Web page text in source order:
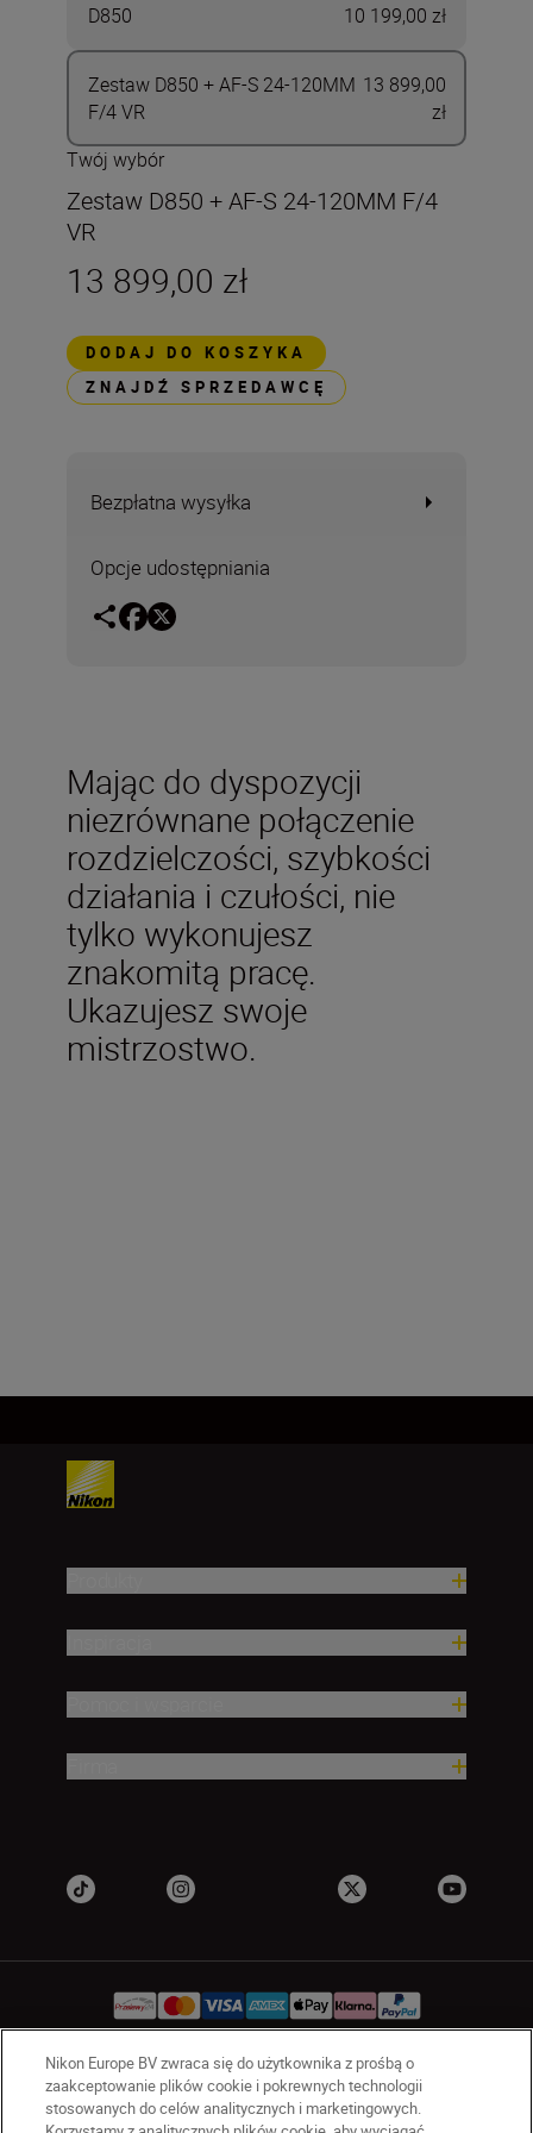
D850 10 199,00 zł
Zestaw D850 + AF-S 24-120MM
F/4 VR
13 899,00
zł
Twój wybór
Zestaw D850 + AF-S 24-120MM F/4
VR
13 899,00 zł
DODAJ DO KOSZYKA
ZNAJDŹ SPRZEDAWCĘ
Bezpłatna wysyłka
Opcje udostępniania
Mając do dyspozycji
niezrównane połączenie
rozdzielczości, szybkości
działania i czułości, nie
tylko wykonujesz
znakomitą pracę.
Ukazujesz swoje
mistrzostwo.
PL Nikon Sites
Skontaktuj się z nami
Nikon Europe BV zwraca się do użytkownika z prośbą o
zaakceptowanie plików cookie i pokrewnych technologii
stosowanych do celów analitycznych i marketingowych.